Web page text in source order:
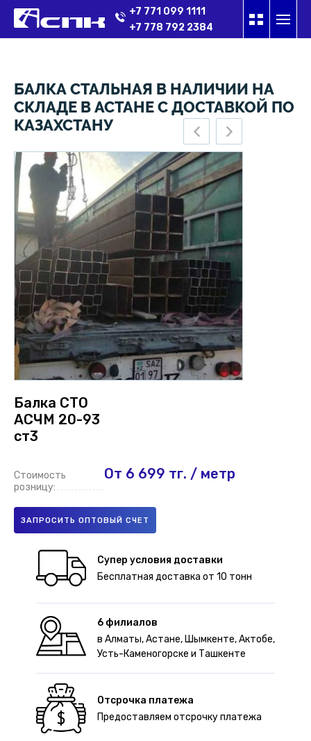
+7 771 099 1111
+7 778 792 2384
О компании
Наша команда
Отзывы
Каталог
Наши партнеры
Проекты
Логистика
Контакты
БАЛКА СТАЛЬНАЯ В НАЛИЧИИ НА
СКЛАДЕ В АСТАНЕ С ДОСТАВКОЙ ПО
КАЗАХСТАНУ
Балка СТО
АСЧМ 20-93
ст3
Стоимость
розницу:
От 6 699 тг. / метр
ЗАПРОСИТЬ ОПТОВЫЙ СЧЕТ
Супер условия доставки
Бесплатная доставка от 10 тонн
6 филиалов
в Алматы, Астане, Шымкенте, Актобе,
Усть-Каменогорске и Ташкенте
Отсрочка платежа
Предоставляем отсрочку платежа